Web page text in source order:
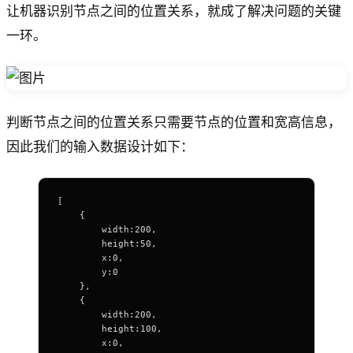
让机器识别节点之间的位置关系，就成了解决问题的关键
一环。
判断节点之间的位置关系只需要节点的位置和宽高信息，
因此我们的输入数据设计如下：
[
    {
        width:200,
        height:50,
        x:0,
        y:0
    },
    {
        width:200,
        height:100,
        x:0,